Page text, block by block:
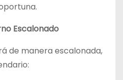
Escalonado
de manera escalonada,